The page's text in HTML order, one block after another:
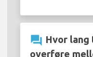
question_answer Hvor
overføre